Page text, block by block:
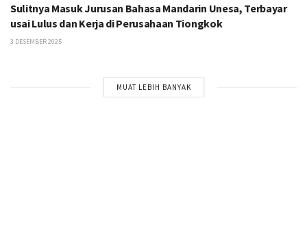
Sulitnya Masuk Jurusan Bahasa Mandarin Unesa, Terbayar
usai Lulus dan Kerja di Perusahaan Tiongkok
3 DESEMBER 2025
MUAT LEBIH BANYAK